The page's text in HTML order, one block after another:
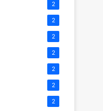
2
2
2
2
2
2
2